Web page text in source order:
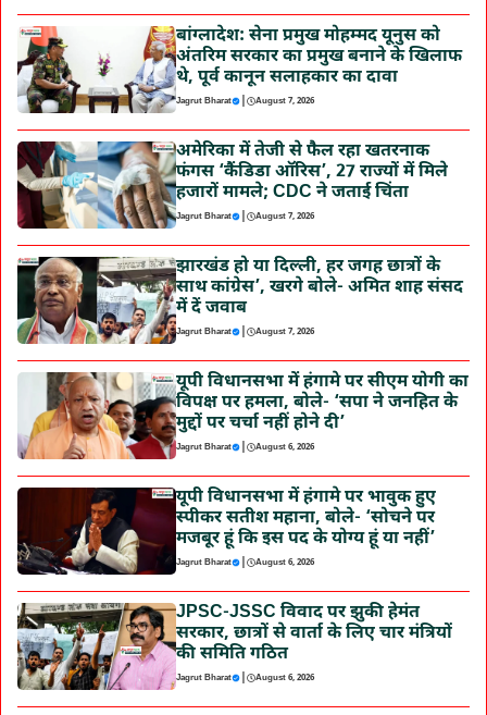
बांग्लादेश: सेना प्रमुख मोहम्मद यूनुस को
अंतरिम सरकार का प्रमुख बनाने के खिलाफ
थे, पूर्व कानून सलाहकार का दावा
Jagrut Bharat | August 7, 2026
अमेरिका में तेजी से फैल रहा खतरनाक
फंगस ‘कैंडिडा ऑरिस’, 27 राज्यों में मिले
हजारों मामले; CDC ने जताई चिंता
Jagrut Bharat | August 7, 2026
झारखंड हो या दिल्ली, हर जगह छात्रों के
साथ कांग्रेस’, खरगे बोले- अमित शाह संसद
में दें जवाब
Jagrut Bharat | August 7, 2026
यूपी विधानसभा में हंगामे पर सीएम योगी का
विपक्ष पर हमला, बोले- ‘सपा ने जनहित के
मुद्दों पर चर्चा नहीं होने दी’
Jagrut Bharat | August 6, 2026
यूपी विधानसभा में हंगामे पर भावुक हुए
स्पीकर सतीश महाना, बोले- ‘सोचने पर
मजबूर हूं कि इस पद के योग्य हूं या नहीं’
Jagrut Bharat | August 6, 2026
JPSC-JSSC विवाद पर झुकी हेमंत
सरकार, छात्रों से वार्ता के लिए चार मंत्रियों
की समिति गठित
Jagrut Bharat | August 6, 2026